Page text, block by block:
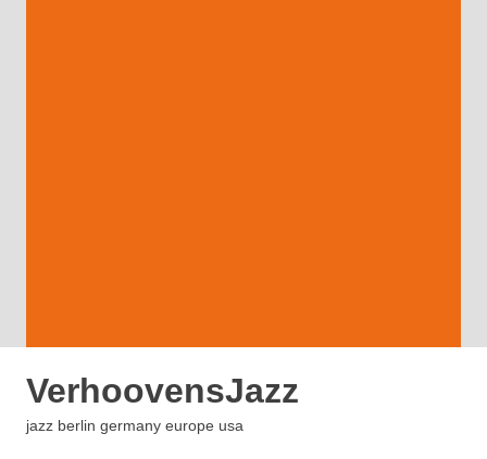
VerhoovensJazz
jazz berlin germany europe usa